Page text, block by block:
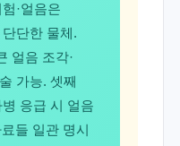
·얼음은
단한 물체.
얼음 조각·
가능. 셋째
응급 시 얼음
들 일관 명시